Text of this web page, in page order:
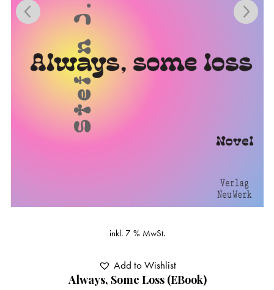
Always, Some Loss (eBook)
inkl. 7 % MwSt.
Add to Wishlist